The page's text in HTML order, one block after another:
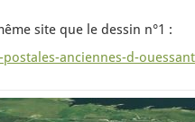
site que le dessin n°1 :
anciennes-d-